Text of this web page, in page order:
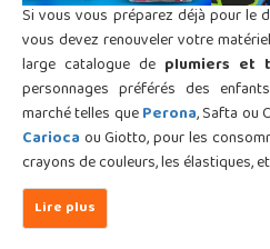
Si vous vous préparez déjà pour le
vous devez renouveler votre
large catalogue de plumiers et
personnages préférés des
marché telles quePerona, Safta ou
Cariocaou Giotto, pour les
crayons de couleurs, les élastiques,